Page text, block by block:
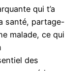
qui t’a
santé, partage-
malade, ce qui
des